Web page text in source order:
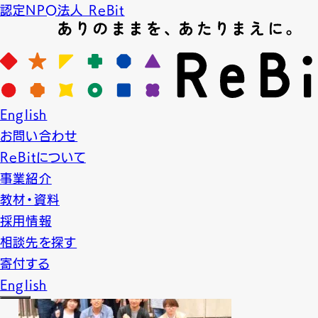
認定NPO法人 ReBit
English
お問い合わせ
ReBitについて
事業紹介
教材・資料
採用情報
相談先を探す
寄付する
English
News
ニュース
2016.5.17
【授業】神奈川県立大師高等学